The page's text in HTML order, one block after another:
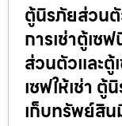
ตู้นิรภัยส่วน
การเช่าตู้เซ
ส่วนตัวและ
เซฟให้เช่า ตู้
เก็บทรัพย์สิน